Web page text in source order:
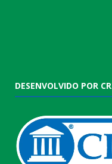
DESENVOLVIDO POR